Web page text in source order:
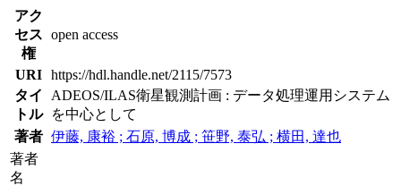
アク
セス
権
open access
URI https://hdl.handle.net/2115/7573
タイ
トル
ADEOS/ILAS衛星観測計画 : データ処理運用システム
を中心として
著者 伊藤, 康裕 ; 石原, 博成 ; 笹野, 泰弘 ; 横田, 達也
著者
名